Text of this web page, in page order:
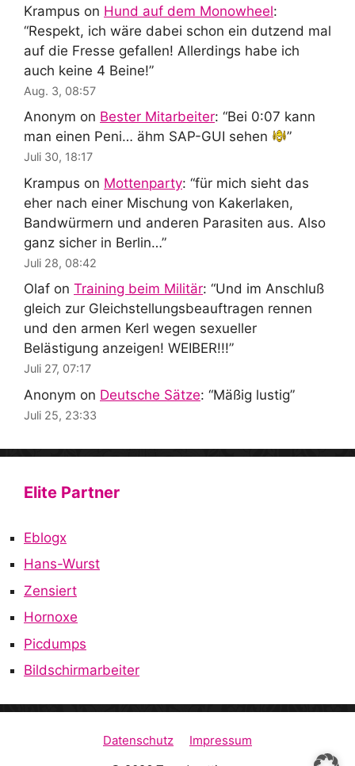
Krampus on Hund auf dem Monowheel:
“Respekt, ich wäre dabei schon ein dutzend mal
auf die Fresse gefallen! Allerdings habe ich
auch keine 4 Beine!”
Aug. 3, 08:57
Anonym on Bester Mitarbeiter: “Bei 0:07 kann
man einen Peni… ähm SAP-GUI sehen
”
Juli 30, 18:17
Krampus on Mottenparty: “für mich sieht das
eher nach einer Mischung von Kakerlaken,
Bandwürmern und anderen Parasiten aus. Also
ganz sicher in Berlin…”
Juli 28, 08:42
Olaf on Training beim Militär: “Und im Anschluß
gleich zur Gleichstellungsbeauftragen rennen
und den armen Kerl wegen sexueller
Belästigung anzeigen! WEIBER!!!”
Juli 27, 07:17
Anonym on Deutsche Sätze: “Mäßig lustig”
Juli 25, 23:33
Elite Partner
Eblogx
Hans-Wurst
Zensiert
Hornoxe
Picdumps
Bildschirmarbeiter
Datenschutz
Impressum